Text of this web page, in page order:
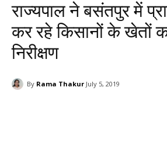
राज्यपाल ने बसंतपुर में
कर रहे किसानों के खेतों
निरीक्षण
By Rama Thakur July 5, 2019